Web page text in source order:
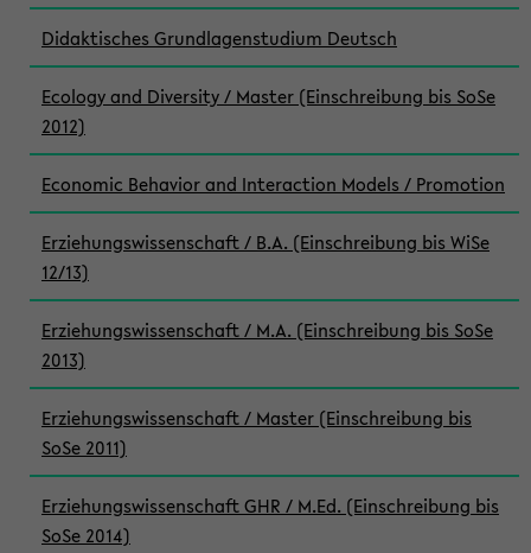
Didaktisches Grundlagenstudium Deutsch
Ecology and Diversity / Master (Einschreibung bis SoSe
2012)
Economic Behavior and Interaction Models / Promotion
Erziehungswissenschaft / B.A. (Einschreibung bis WiSe
12/13)
Erziehungswissenschaft / M.A. (Einschreibung bis SoSe
2013)
Erziehungswissenschaft / Master (Einschreibung bis
SoSe 2011)
Erziehungswissenschaft GHR / M.Ed. (Einschreibung bis
SoSe 2014)